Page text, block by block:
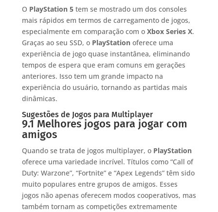
O PlayStation 5tem se mostrado um dos consoles
mais rápidos em termos de carregamento de jogos,
especialmente em comparação com o Xbox Series X.
Graças ao seu SSD, o PlayStationoferece uma
experiência de jogo quase instantânea, eliminando
tempos de espera que eram comuns em gerações
anteriores. Isso tem um grande impacto na
experiência do usuário, tornando as partidas mais
dinâmicas.
Sugestões de Jogos para Multiplayer
9.1 Melhores jogos para jogar com
amigos
Quando se trata de jogos multiplayer, o PlayStation
oferece uma variedade incrível. Títulos como “Call of
Duty: Warzone”, “Fortnite” e “Apex Legends” têm sido
muito populares entre grupos de amigos. Esses
jogos não apenas oferecem modos cooperativos, mas
também tornam as competições extremamente